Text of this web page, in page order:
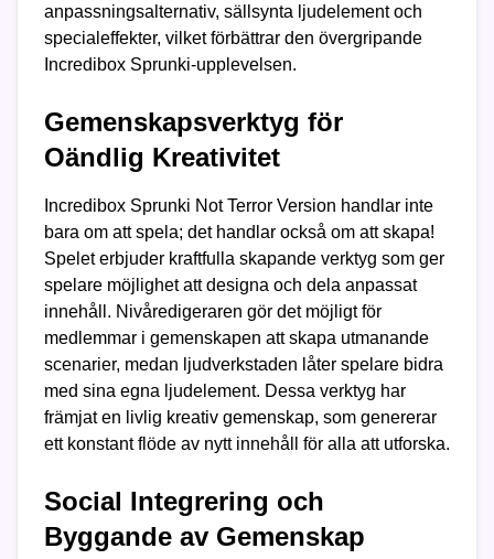
anpassningsalternativ, sällsynta ljudelement och
specialeffekter, vilket förbättrar den övergripande
Incredibox Sprunki-upplevelsen.
Gemenskapsverktyg för
Oändlig Kreativitet
Incredibox Sprunki Not Terror Version handlar inte
bara om att spela; det handlar också om att skapa!
Spelet erbjuder kraftfulla skapande verktyg som ger
spelare möjlighet att designa och dela anpassat
innehåll. Nivåredigeraren gör det möjligt för
medlemmar i gemenskapen att skapa utmanande
scenarier, medan ljudverkstaden låter spelare bidra
med sina egna ljudelement. Dessa verktyg har
främjat en livlig kreativ gemenskap, som genererar
ett konstant flöde av nytt innehåll för alla att utforska.
Social Integrering och
Byggande av Gemenskap